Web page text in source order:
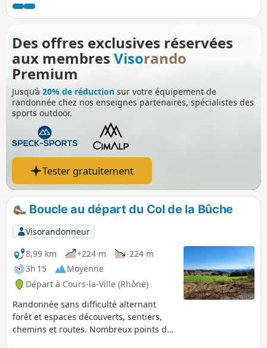
Des offres exclusives réservées
aux membres Visorando
Premium
Jusqu’à 20% de réduction sur votre équipement de
randonnée chez nos enseignes partenaires, spécialistes des
sports outdoor.
Tester gratuitement
Boucle au départ du Col de la Bûche
Visorandonneur
8,99 km
+224 m
-224 m
3h 15
Moyenne
Départ à Cours-la-Ville (Rhône)
Randonnée sans difficulté alternant
forêt et espaces découverts, sentiers,
chemins et routes. Nombreux points de